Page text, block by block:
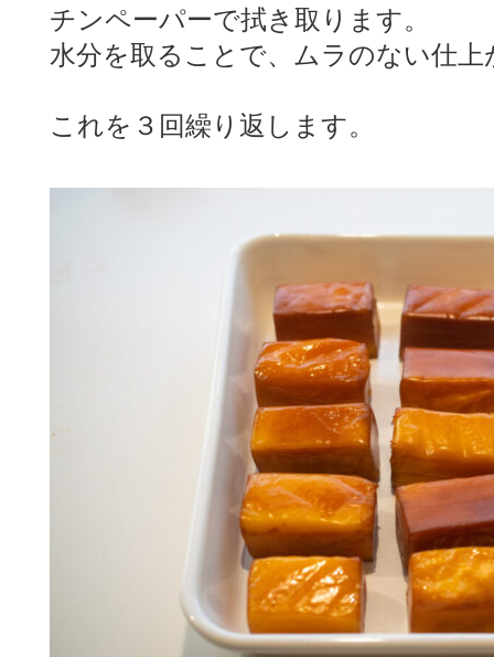
チンペーパーで拭き取ります。
水分を取ることで、ムラのない仕
これを３回繰り返します。